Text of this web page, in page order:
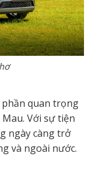
phần quan trọng
Với sự tiện
ngày càng trở
và ngoài nước.